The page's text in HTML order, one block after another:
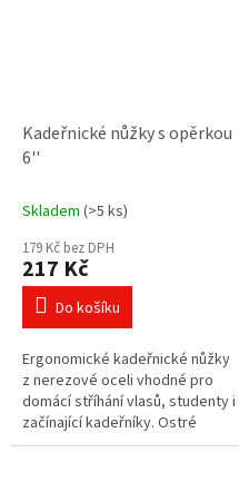
Kadeřnické nůžky s opěrkou
6''
Skladem (>5 ks)
179 Kč bez DPH
217 Kč
Do košíku
Ergonomické kadeřnické nůžky
z nerezové oceli vhodné pro
domácí stříhání vlasů, studenty i
začínající kadeřníky. Ostré
čepele, lehká konstrukce a